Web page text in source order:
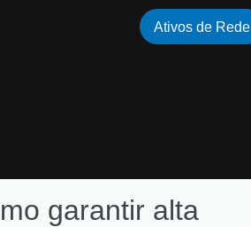
garantir alta
Ativos de Rede